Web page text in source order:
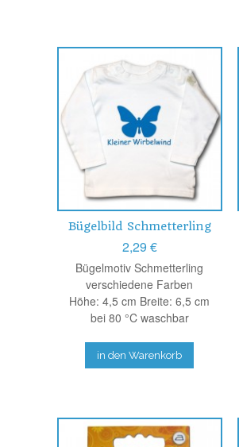
Bügelbild Schmetterling
2,29 €
Bügelmotiv Schmetterling
verschiedene Farben
Höhe: 4,5 cm Breite: 6,5 cm
bei 80 °C waschbar
in den Warenkorb